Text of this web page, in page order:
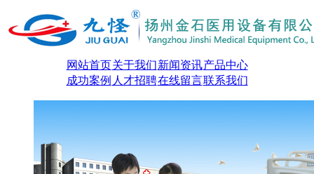
网站首页关于我们新闻资讯产品中心
成功案例 人才招聘在线留言联系我们